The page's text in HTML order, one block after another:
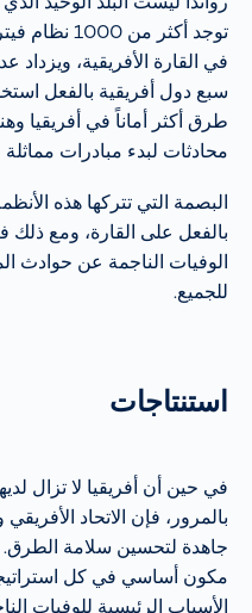
توجد أكثر
في القارة الأفريقية،
سبع دول أفريقية بالفعل
طرق أكثر أماناً في أفريقيا
محادثات لبدء مبادرات مماثلة
البصمة التي تتركها هذه
بالفعل على القارة، ومع ذلك
الوفيات الناجمة عن حوادث
للجميع.
استنتاجات
في حين أن أفريقيا لا تزال
بالمرور، فإن الاتحاد
جاهدة لتحسين سلامة الطرق.
مكون أساسي في كل
الأسباب الرئيسية للوفيات